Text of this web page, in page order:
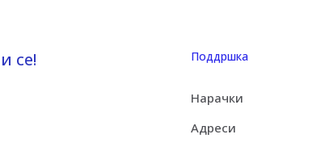
се! Поддршка
Нарачки
Адреси